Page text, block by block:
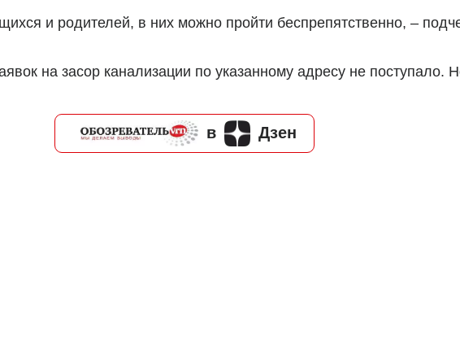
и родителей, в них можно пройти беспрепятственно, –
на засор канализации по указанному адресу не поступало.
в Дзен